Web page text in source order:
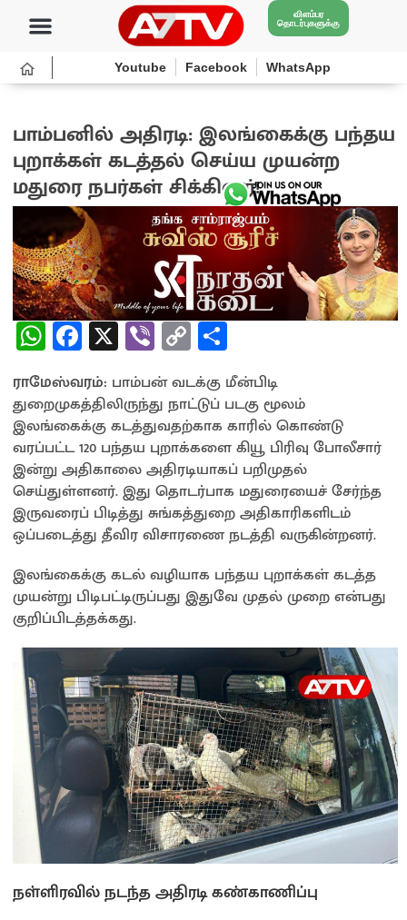
விளம்பர
தொடர்புகளுக்கு
Youtube Facebook WhatsApp
பாம்பனில் அதிரடி: இலங்கைக்கு பந்தய
புறாக்கள் கடத்தல் செய்ய முயன்ற
மதுரை நபர்கள் சிக்கினர்!
1 month ago
W
h
at
sA
p
p
Fa
ce
b
o
o
k
X Vi
b
er
C
o
py
Li
n
k
S
h
ar
e
ராமேஸ்வரம்: பாம்பன் வடக்கு மீன்பிடி
துறைமுகத்திலிருந்து நாட்டுப் படகு மூலம்
இலங்கைக்கு கடத்துவதற்காக காரில் கொண்டு
வரப்பட்ட 120 பந்தய புறாக்களை கியூ பிரிவு போலீசார்
இன்று அதிகாலை அதிரடியாகப் பறிமுதல்
செய்துள்ளனர். இது தொடர்பாக மதுரையைச் சேர்ந்த
இருவரைப் பிடித்து சுங்கத்துறை அதிகாரிகளிடம்
ஒப்படைத்து தீவிர விசாரணை நடத்தி வருகின்றனர்.
இலங்கைக்கு கடல் வழியாக பந்தய புறாக்கள் கடத்த
முயன்று பிடிபட்டிருப்பது இதுவே முதல் முறை என்பது
குறிப்பிடத்தக்கது.
நள்ளிரவில் நடந்த அதிரடி கண்காணிப்பு